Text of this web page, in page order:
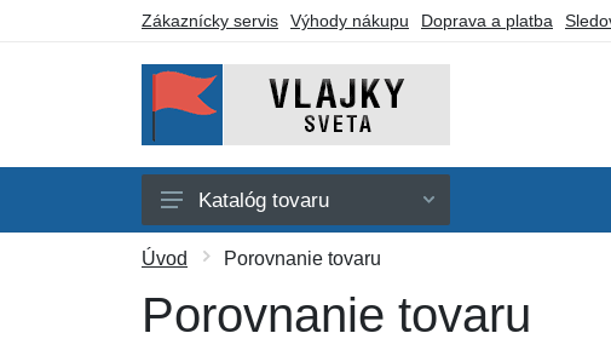
Zákaznícky servis Výhody nákupu Doprava a platba
Afrika
Amerika
Katalóg tovaru
Úvod Porovnanie tovaru
Porovnanie tovaru